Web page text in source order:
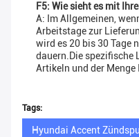
F5: Wie sieht es mit
A: Im Allgemeinen,
Arbeitstage zur
wird es 20 bis 30 Tage
dauern.Die spezifische
Artikeln und der
Tags:
Hyundai Accent